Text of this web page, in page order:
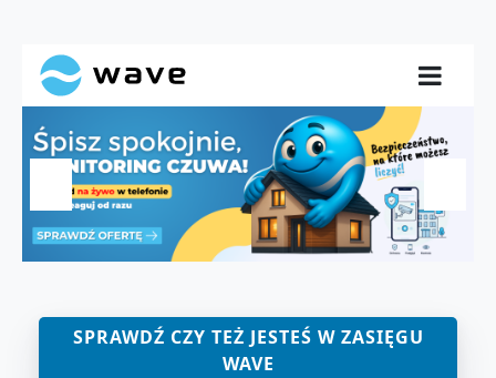
SPRAWDŹ CZY TEŻ JESTEŚ W ZASIĘGU
WAVE